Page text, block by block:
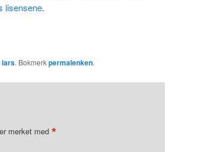
lisensene.
lars. Bokmerkpermalenken.
merket med *